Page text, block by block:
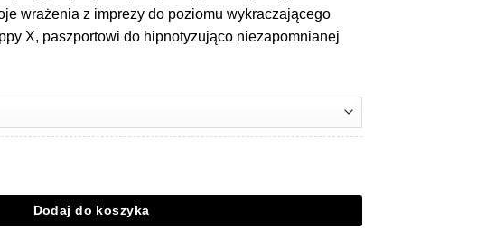
wrażenia z imprezy do poziomu wykraczającego
X, paszportowi do hipnotyzująco niezapomnianej
Dodaj do koszyka